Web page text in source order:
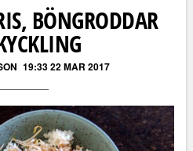
BÖNGRODDAR
19:33 22 MAR 2017